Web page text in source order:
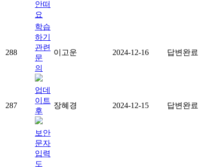
안떠
요
288
학습
하기
관련
문
의
이고운 2024-12-16 답변완료
287
업데
이트
후
장혜경 2024-12-15 답변완료
보안
문자
입력
도